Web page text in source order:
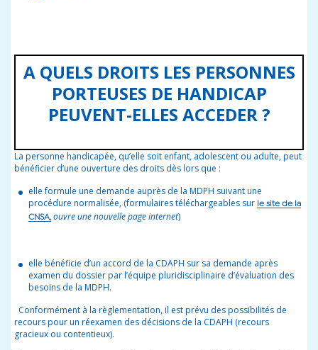
A QUELS DROITS LES PERSONNES
PORTEUSES DE HANDICAP
PEUVENT-ELLES ACCEDER ?
La personne handicapée, qu’elle soit enfant, adolescent ou adulte, peut
bénéficier d’une ouverture des droits dès lors que :
elle formule une demande auprès de la MDPH suivant une
procédure normalisée, (formulaires téléchargeables sur le site de la
CNSA, ouvre une nouvelle page internet)
elle bénéficie d’un accord de la CDAPH sur sa demande après
examen du dossier par l’équipe pluridisciplinaire d’évaluation des
besoins de la MDPH.
Conformément à la règlementation, il est prévu des possibilités de
recours pour un réexamen des décisions de la CDAPH (recours
gracieux ou contentieux).